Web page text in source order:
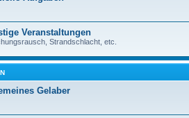
Veranstaltungen
Strandschlacht, etc.
Gelaber